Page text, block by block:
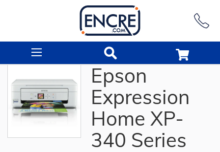
Epson
Expression
Home XP-
340 Series